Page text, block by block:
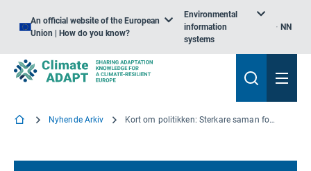
An official website of the European
Union | How do you know?
Environmental
information
systems
NN
Nyhende Arkiv Kort om politikken: Sterkare saman for eit klimarobust nord — Mainstreaming tilpasning til klimaendringar på lokalt nivå i Norden